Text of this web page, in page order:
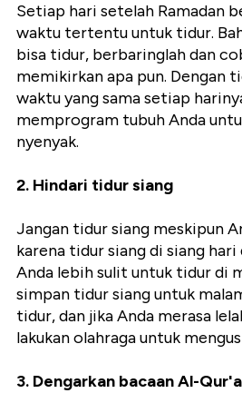
Setiap hari setelah Ramadan
waktu tertentu untuk tidur.
bisa tidur, berbaringlah dan
memikirkan apa pun. Dengan
waktu yang sama setiap
memprogram tubuh Anda
nyenyak.
2. Hindari tidur siang
Jangan tidur siang meskipun
karena tidur siang di siang
Anda lebih sulit untuk tidur di
simpan tidur siang untuk
tidur, dan jika Anda merasa
lakukan olahraga untuk
3. Dengarkan bacaan Al-